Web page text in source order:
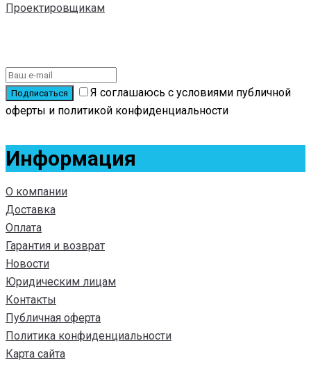
Проектировщикам
Я соглашаюсь с условиями публичной
оферты и политикой конфиденциальности
Информация
О компании
Доставка
Оплата
Гарантия и возврат
Новости
Юридическим лицам
Контакты
Публичная оферта
Политика конфиденциальности
Карта сайта